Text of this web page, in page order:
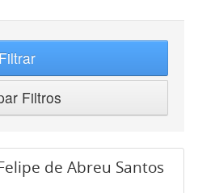
Filtrar
Filtros
de Abreu Santos